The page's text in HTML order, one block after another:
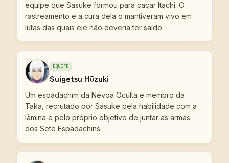
equipe que Sasuke formou para caçar Itachi. O
rastreamento e a cura dela o mantiveram vivo em
lutas das quais ele não deveria ter saído.
EQUIPE
Suigetsu Hōzuki
Um espadachim da Névoa Oculta e membro da
Taka, recrutado por Sasuke pela habilidade com a
lâmina e pelo próprio objetivo de juntar as armas
dos Sete Espadachins.